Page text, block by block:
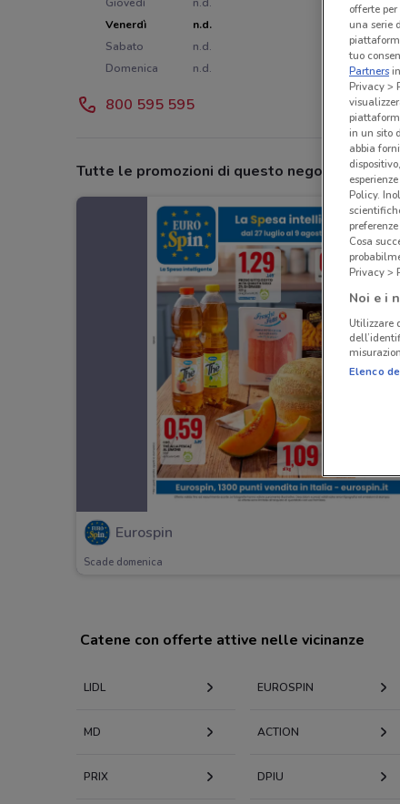
Venerdì
n.d.
Sabato
n.d.
Domenica
n.d.
800 595 595
Tutte le promozioni di questo negozio
Eurospin
Scade domenica
Catene con offerte attive nelle vicinanze
LIDL EUROSPIN
MD ACTION
PRIX DPIU
offerte
una serie
tuo
Partners
Privacy >
in un sito
abbia
Policy.
Cosa
Privacy >
Noi e i
Utilizzare
Elenco